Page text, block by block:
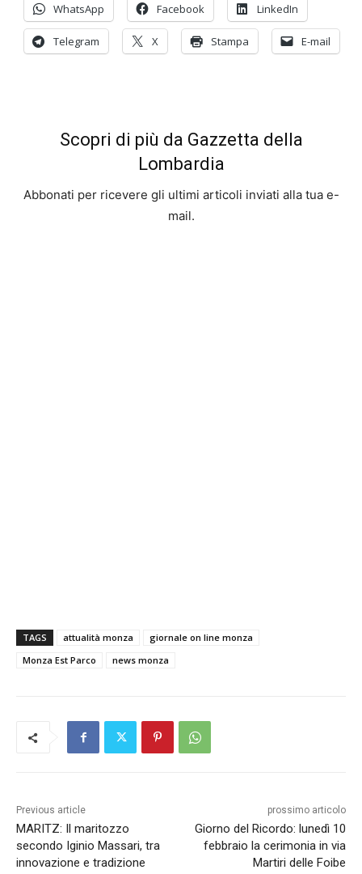
WhatsApp Facebook LinkedIn
Telegram X Stampa E-mail
Scopri di più da Gazzetta della
Lombardia
Abbonati per ricevere gli ultimi articoli inviati alla tua e-
mail.
TAGS attualità monza
giornale on line monza
Monza Est Parco
news monza
Previous article
MARITZ: Il maritozzo
secondo Iginio Massari, tra
innovazione e tradizione
prossimo articolo
Giorno del Ricordo: lunedì 10
febbraio la cerimonia in via
Martiri delle Foibe